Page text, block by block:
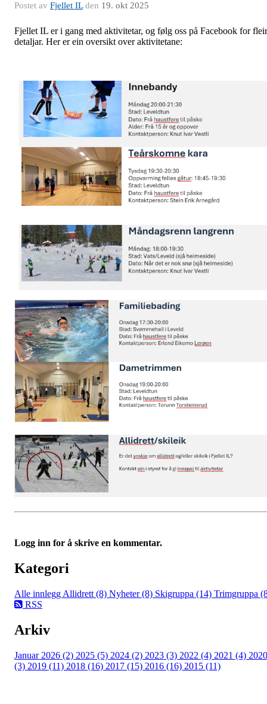
Postet av Fjellet ILden 19. okt 2025
Fjellet IL er i gang med aktivitetar, og følg oss på Facebook for
detaljar. Her er ein oversikt over aktivitetane:
Logg inn for å skrive en kommentar.
Kategori
Alle innlegg Allidrett (8) Nyheter (8) Skigruppa (14) Trimgruppa
RSS
Arkiv
Januar 2026 (2) 2025 (5) 2024 (2) 2023 (3) 2022 (4) 2021 (4) 2020
(3) 2019 (11) 2018 (16) 2017 (15) 2016 (16) 2015 (11)